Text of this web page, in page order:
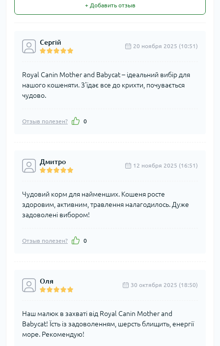
+ Добавить отзыв
Сергій 20 ноября 2025 (10:51)
Royal Canin Mother and Babycat – ідеальний вибір для
нашого кошеняти. З'їдає все до крихти, почувається
чудово.
Отзыв полезен? 0
Дмитро 12 ноября 2025 (16:51)
Чудовий корм для найменших. Кошеня росте
здоровим, активним, травлення налагодилось. Дуже
задоволені вибором!
Отзыв полезен? 0
Оля 30 октября 2025 (18:50)
Наш малюк в захваті від Royal Canin Mother and
Babycat! Їсть із задоволенням, шерсть блищить, енергії
море. Рекомендую!